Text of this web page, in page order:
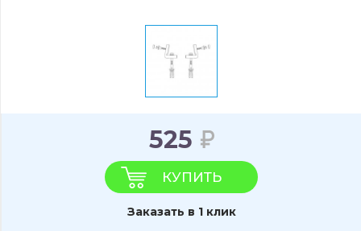
525
КУПИТЬ
Заказать в 1 клик